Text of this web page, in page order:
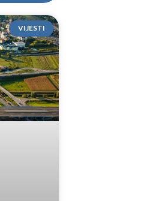
VIJESTI